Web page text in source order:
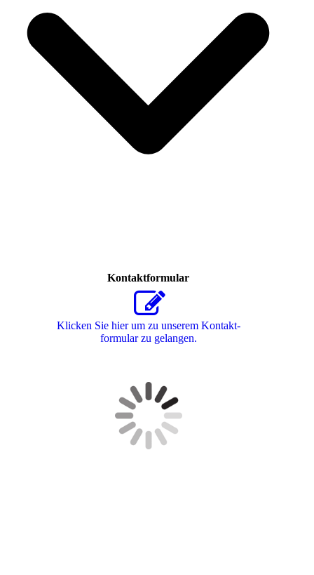
Kontaktformular
Klicken Sie hier um zu unserem Kon­takt­
for­mu­lar zu gelangen.
Besuchen Sie uns auf Facebook! Werden Sie ein Fan unserer